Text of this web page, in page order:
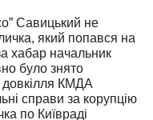
Савицький не
який попався на
хабар начальник
було знято
довкілля КМДА
справи за корупцію
по Київраді